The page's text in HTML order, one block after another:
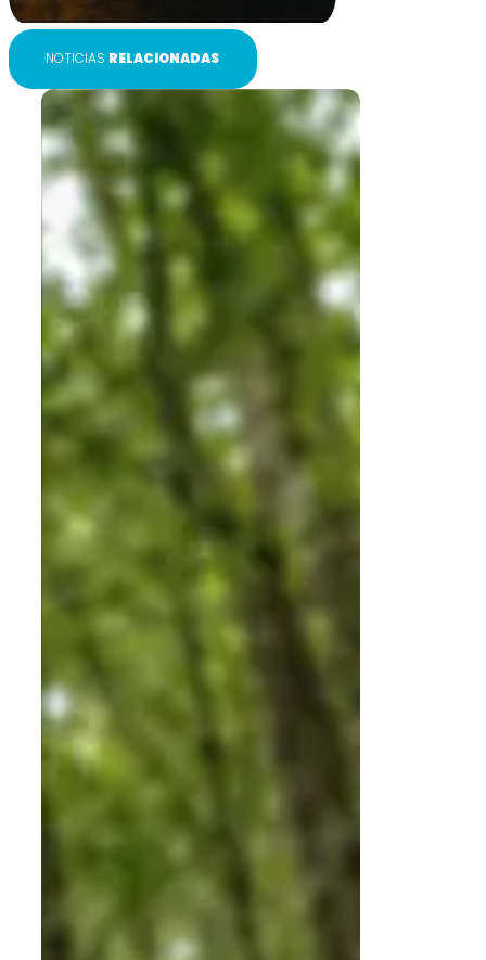
NOTICIAS RELACIONADAS